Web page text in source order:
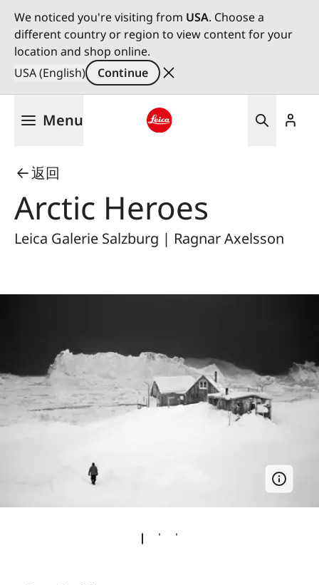
We noticed you're visiting from USA. Choose a
different country or region to view content for your
location and shop online.
USA (English)
Continue
Menu
返回
Arctic Heroes
Leica Galerie Salzburg | Ragnar Axelsson